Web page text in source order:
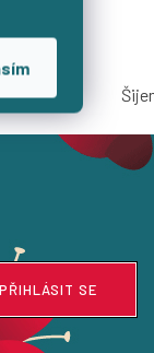
první
PŘIHLÁSIT SE